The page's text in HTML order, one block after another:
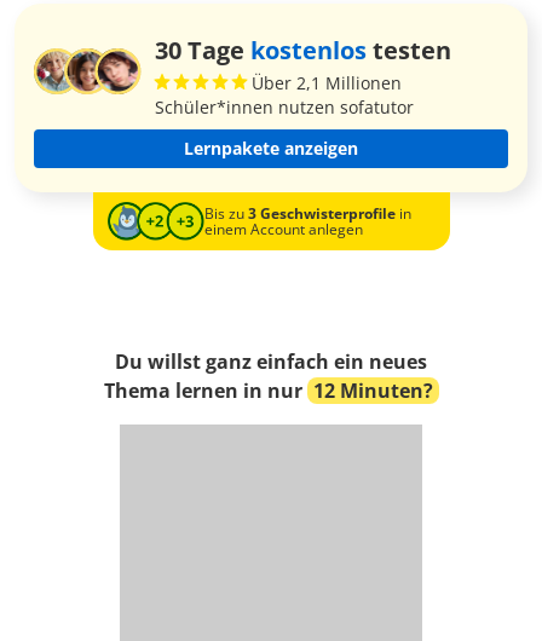
30 Tage kostenlostesten
Über 2,1 Millionen
Schüler*innen nutzen sofatutor
Lernpakete anzeigen
Bis zu3 Geschwisterprofilein
einem Account anlegen
Du willst ganz einfach ein neues
Thema lernen in nur 12 Minuten?